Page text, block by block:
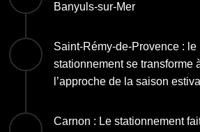
Banyuls-sur-Mer
Saint-Rémy-de-Provence : le
stationnement se transforme
l’approche de la saison
Carnon : Le stationnement